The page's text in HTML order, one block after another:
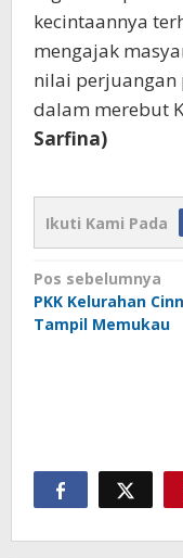
kecintaannya
mengajak
nilai perjuangan
dalam merebut
Sarfina)
Ikuti Kami Pada
Navigasi
pos
Pos sebelumnya
PKK Kelurahan
Tampil Memukau